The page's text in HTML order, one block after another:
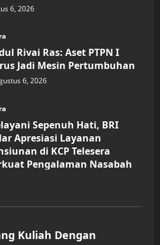
6, 2026
Rivai Ras: Aset PTPN I
Jadi Mesin Pertumbuhan
6, 2026
Sepenuh Hati, BRI
Apresiasi Layanan
di KCP Telesera
Pengalaman Nasabah
Kuliah Dengan